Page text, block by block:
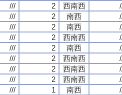
/// 2 西南西
/// 2 南西
/// 2 南西
/// 2 西南西
/// 2 南西
/// 2 西南西
/// 2 西南西
/// 2 西南西
/// 1 南西